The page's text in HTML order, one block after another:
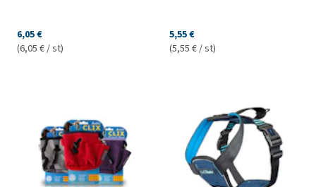
6,05 €
(6,05 € / st)
5,55 €
(5,55 € / st)